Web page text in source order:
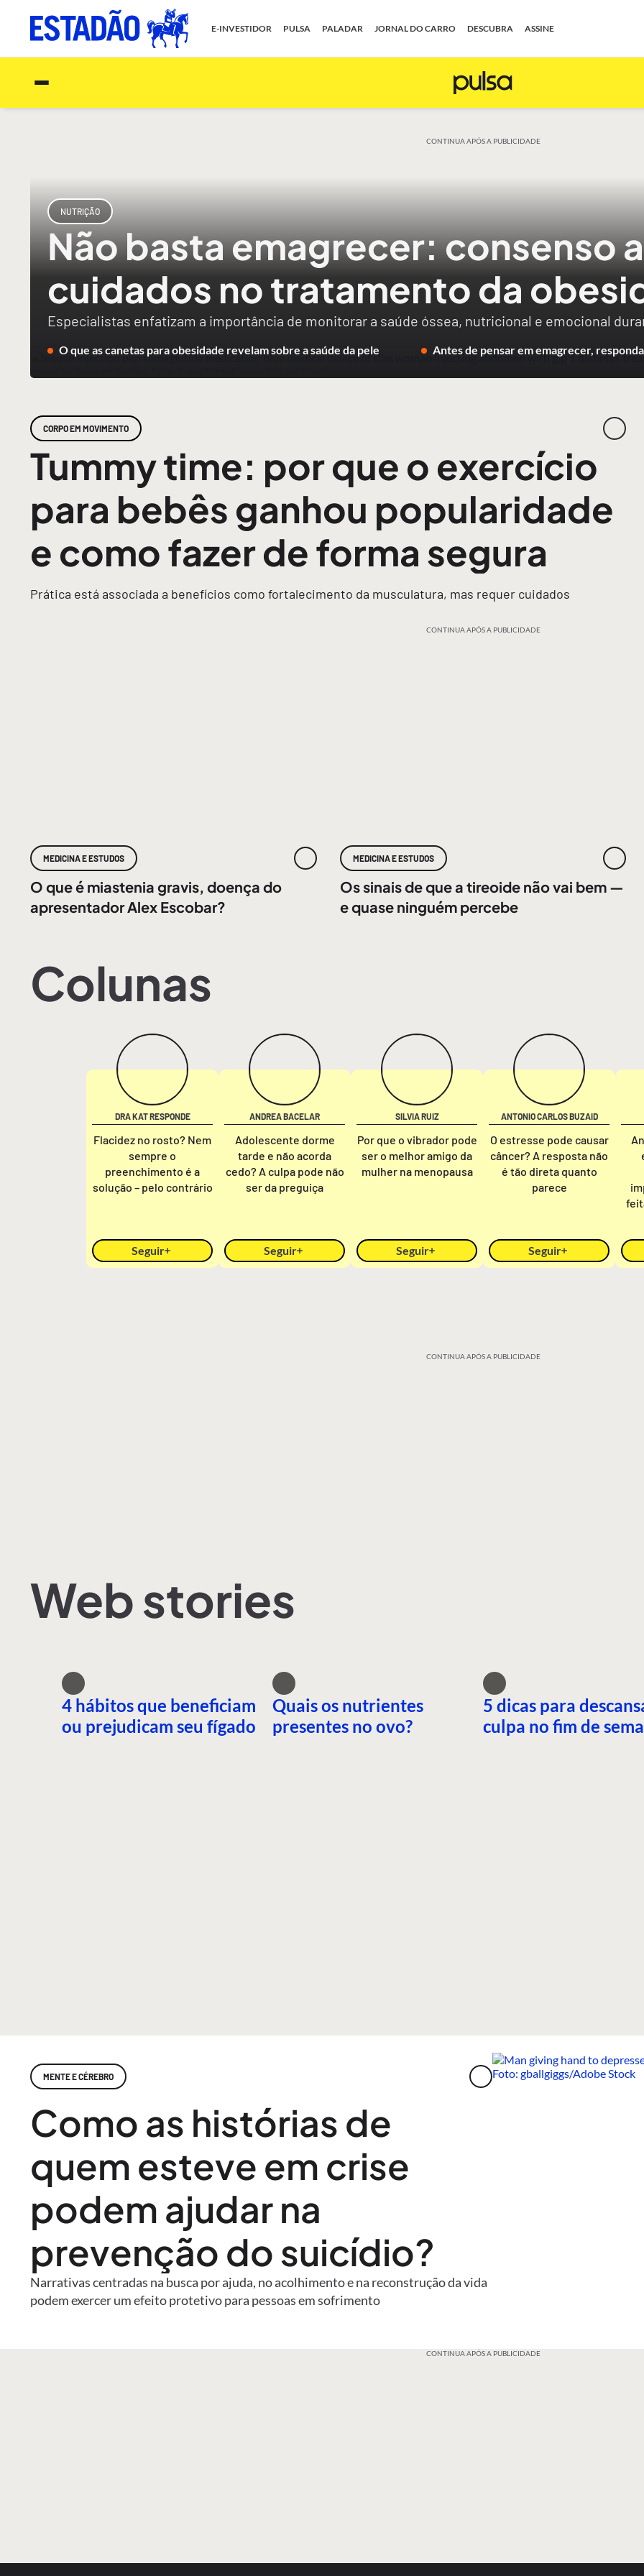
E-INVESTIDOR PULSA PALADAR JORNAL DO CARRO DESCUBRA ASSINE
CONTINUA APÓS A PUBLICIDADE
NUTRIÇÃO
Não basta emagrecer: consenso
cuidados no tratamento da
Especialistas enfatizam a importância de monitorar a saúde óssea, nutricional e emocional
O que as canetas para obesidade revelam sobre a saúde da pele Antes de pensar em emagrecer,
CORPO EM MOVIMENTO
Tummy time: por que o exercício
para bebês ganhou popularidade
e como fazer de forma segura
Prática está associada a benefícios como fortalecimento da musculatura, mas requer cuidados
CONTINUA APÓS A PUBLICIDADE
MEDICINA E ESTUDOS
O que é miastenia gravis, doença do
apresentador Alex Escobar?
MEDICINA E ESTUDOS
Os sinais de que a tireoide não vai bem —
e quase ninguém percebe
Colunas
DRA KAT RESPONDE
Flacidez no rosto? Nem
sempre o
preenchimento é a
solução – pelo contrário
Seguir
ANDREA BACELAR
Adolescente dorme
tarde e não acorda
cedo? A culpa pode não
ser da preguiça
Seguir
SILVIA RUIZ
Por que o vibrador pode
ser o melhor amigo da
mulher na menopausa
Seguir
ANTONIO CARLOS BUZAID
O estresse pode causar
câncer? A resposta não
é tão direta quanto
parece
Seguir
CONTINUA APÓS A PUBLICIDADE
Web stories
4 hábitos que beneficiam
ou prejudicam seu fígado
Quais os nutrientes
presentes no ovo?
5 dicas para
culpa no fim de
MENTE E CÉREBRO
Como as histórias de
quem esteve em crise
podem ajudar na
prevenção do suicídio?
Narrativas centradas na busca por ajuda, no acolhimento e na reconstrução da vida
podem exercer um efeito protetivo para pessoas em sofrimento
CONTINUA APÓS A PUBLICIDADE